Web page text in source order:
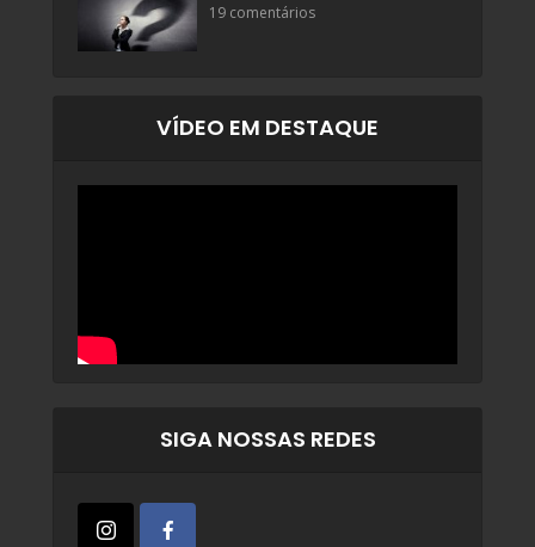
19 comentários
VÍDEO EM DESTAQUE
SIGA NOSSAS REDES